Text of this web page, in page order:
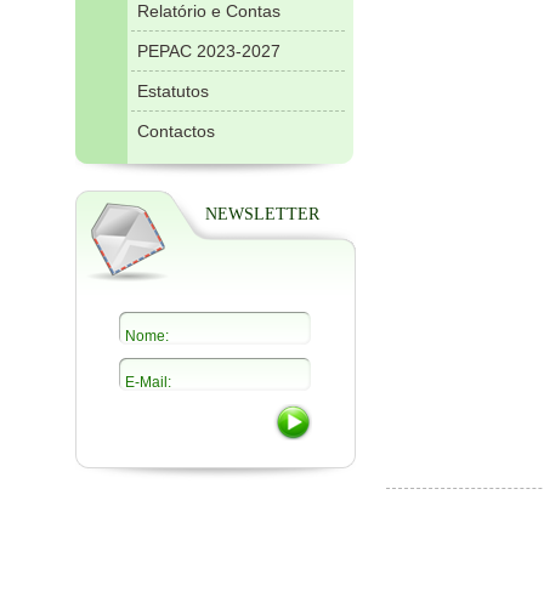
Relatório e Contas
PEPAC 2023-2027
Estatutos
Contactos
NEWSLETTER